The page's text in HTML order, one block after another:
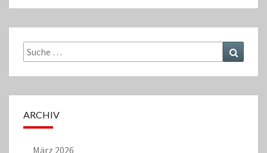
Suche
nach:
ARCHIV
März 2026